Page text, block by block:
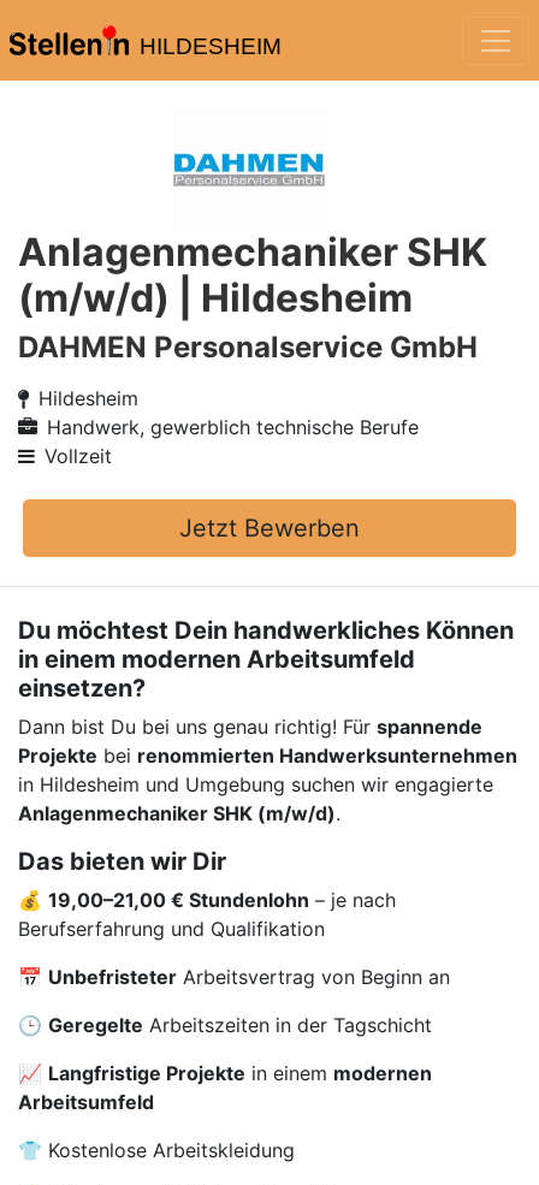
HILDESHEIM
Anlagenmechaniker SHK
(m/w/d) | Hildesheim
DAHMEN Personalservice GmbH
Hildesheim
Handwerk, gewerblich technische Berufe
Vollzeit
Jetzt Bewerben
Du möchtest Dein handwerkliches Können
in einem modernen Arbeitsumfeld
einsetzen?
Dann bist Du bei uns genau richtig! Für spannende
Projekte bei renommierten Handwerksunternehmen
in Hildesheim und Umgebung suchen wir engagierte
Anlagenmechaniker SHK (m/w/d).
Das bieten wir Dir
💰 19,00–21,00 € Stundenlohn – je nach
Berufserfahrung und Qualifikation
📅 Unbefristeter Arbeitsvertrag von Beginn an
🕒 Geregelte Arbeitszeiten in der Tagschicht
📈 Langfristige Projekte in einem modernen
Arbeitsumfeld
👕 Kostenlose Arbeitskleidung